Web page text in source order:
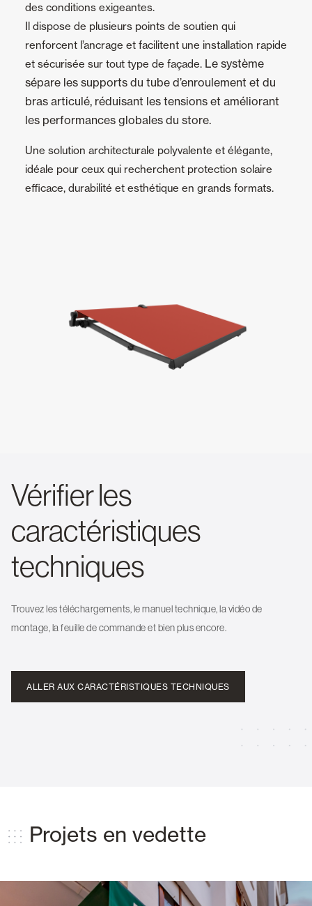
des conditions exigeantes.
Il dispose de plusieurs points de soutien qui
renforcent l’ancrage et facilitent une installation rapide
et sécurisée sur tout type de façade. Le système
sépare les supports du tube d’enroulement et du
bras articulé, réduisant les tensions et améliorant
les performances globales du store.
Une solution architecturale polyvalente et élégante,
idéale pour ceux qui recherchent protection solaire
efficace, durabilité et esthétique en grands formats.
Vérifier les
caractéristiques
techniques
Trouvez les téléchargements, le manuel technique, la vidéo de
montage, la feuille de commande et bien plus encore.
ALLER AUX CARACTÉRISTIQUES TECHNIQUES
Projets en vedette